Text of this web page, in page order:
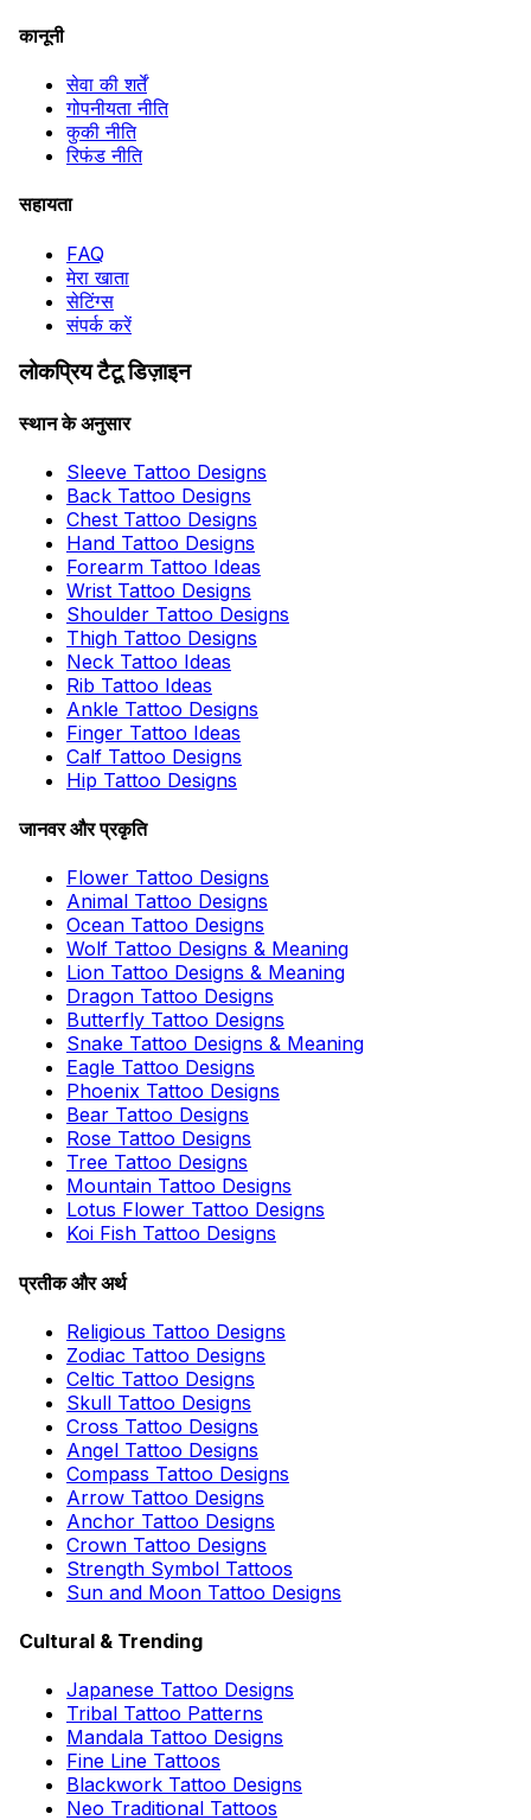
कानूनी
सेवा की शर्तें
गोपनीयता नीति
कुकी नीति
रिफंड नीति
सहायता
FAQ
मेरा खाता
सेटिंग्स
संपर्क करें
लोकप्रिय टैटू डिज़ाइन
स्थान के अनुसार
Sleeve Tattoo Designs
Back Tattoo Designs
Chest Tattoo Designs
Hand Tattoo Designs
Forearm Tattoo Ideas
Wrist Tattoo Designs
Shoulder Tattoo Designs
Thigh Tattoo Designs
Neck Tattoo Ideas
Rib Tattoo Ideas
Ankle Tattoo Designs
Finger Tattoo Ideas
Calf Tattoo Designs
Hip Tattoo Designs
जानवर और प्रकृति
Flower Tattoo Designs
Animal Tattoo Designs
Ocean Tattoo Designs
Wolf Tattoo Designs & Meaning
Lion Tattoo Designs & Meaning
Dragon Tattoo Designs
Butterfly Tattoo Designs
Snake Tattoo Designs & Meaning
Eagle Tattoo Designs
Phoenix Tattoo Designs
Bear Tattoo Designs
Rose Tattoo Designs
Tree Tattoo Designs
Mountain Tattoo Designs
Lotus Flower Tattoo Designs
Koi Fish Tattoo Designs
प्रतीक और अर्थ
Religious Tattoo Designs
Zodiac Tattoo Designs
Celtic Tattoo Designs
Skull Tattoo Designs
Cross Tattoo Designs
Angel Tattoo Designs
Compass Tattoo Designs
Arrow Tattoo Designs
Anchor Tattoo Designs
Crown Tattoo Designs
Strength Symbol Tattoos
Sun and Moon Tattoo Designs
Cultural & Trending
Japanese Tattoo Designs
Tribal Tattoo Patterns
Mandala Tattoo Designs
Fine Line Tattoos
Blackwork Tattoo Designs
Neo Traditional Tattoos